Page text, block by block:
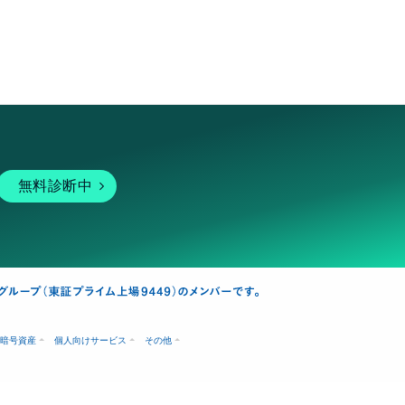
無料診断中
暗号資産 個人向けサービス その他